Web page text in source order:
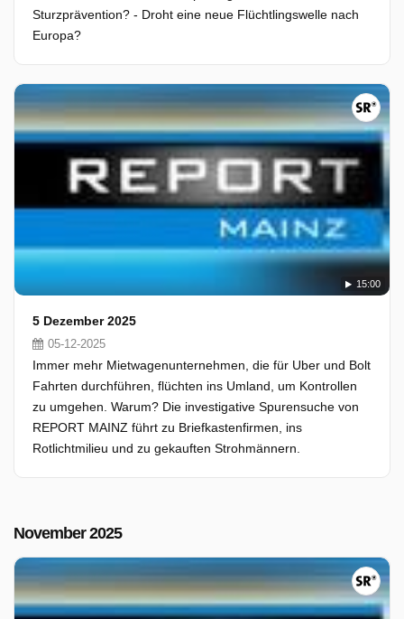
Sturzprävention? - Droht eine neue Flüchtlingswelle nach
Europa?
15:00
5 Dezember 2025
05-12-2025
Immer mehr Mietwagenunternehmen, die für Uber und Bolt
Fahrten durchführen, flüchten ins Umland, um Kontrollen
zu umgehen. Warum? Die investigative Spurensuche von
REPORT MAINZ führt zu Briefkastenfirmen, ins
Rotlichtmilieu und zu gekauften Strohmännern.
November 2025